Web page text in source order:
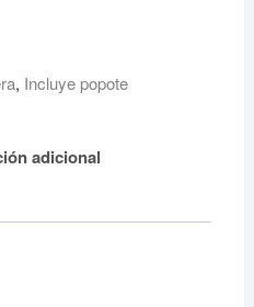
, Incluye popote
adicional